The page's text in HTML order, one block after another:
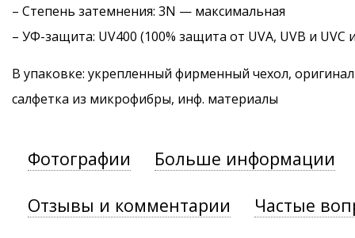
– Степень затемнения: 3N — максимальная
– УФ-защита: UV400 (100% защита от UVA, UVB и UVC
В упаковке: укрепленный фирменный чехол,
салфетка из микрофибры, инф. материалы
Фотографии Больше информации
Отзывы и комментарии Частые